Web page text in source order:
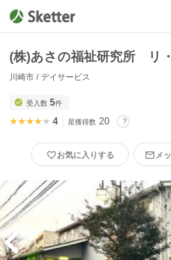
(株)あさの福祉研究所 リ
川崎市 / デイサービス
受入数 5件
★★★★★
★★★★★ 4 星獲得数 20
お気に入りする メ